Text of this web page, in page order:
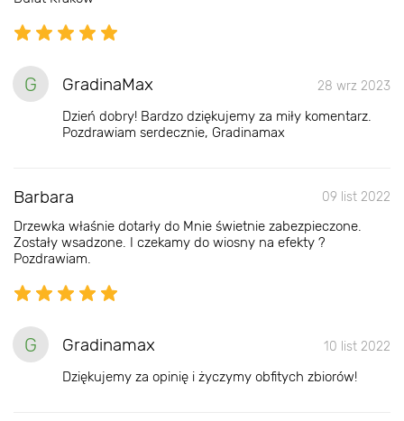
G GradinaMax 28 wrz 2023
Dzień dobry! Bardzo dziękujemy za miły komentarz.
Pozdrawiam serdecznie, Gradinamax
Barbara 09 list 2022
Drzewka właśnie dotarły do Mnie świetnie zabezpieczone.
Zostały wsadzone. I czekamy do wiosny na efekty ?
Pozdrawiam.
G Gradinamax 10 list 2022
Dziękujemy za opinię i życzymy obfitych zbiorów!